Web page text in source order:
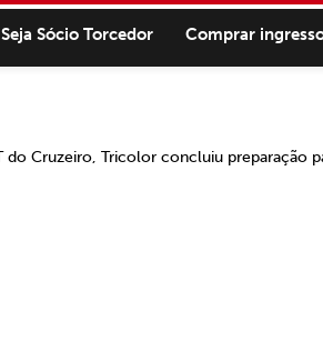
Seja Sócio Torcedor Comprar